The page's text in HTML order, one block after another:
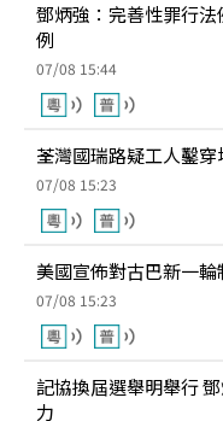
鄧炳強：完善性罪行
例
07/08 15:44
荃灣國瑞路疑工人鑿
07/08 15:23
美國宣佈對古巴新一
07/08 15:23
記協換屆選舉明舉行
力